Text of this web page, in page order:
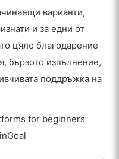
варианти,
и за едни от
цяло благодарение
бързото изпълнение,
поддръжка на